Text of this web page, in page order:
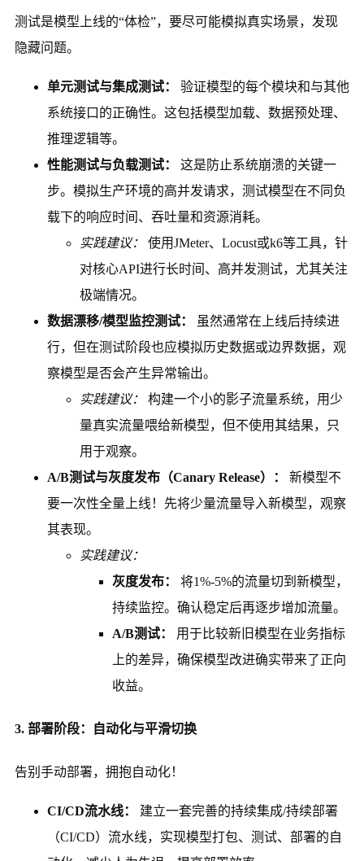
测试是模型上线的“体检”，要尽可能模拟真实场景，发现
隐藏问题。
单元测试与集成测试：
验证模型的每个模块和与其他
系统接口的正确性。这包括模型加载、数据预处理、
推理逻辑等。
性能测试与负载测试：
这是防止系统崩溃的关键一
步。模拟生产环境的高并发请求，测试模型在不同负
载下的响应时间、吞吐量和资源消耗。
实践建议：
使用JMeter、Locust或k6等工具，针
对核心API进行长时间、高并发测试，尤其关注
极端情况。
数据漂移/模型监控测试：
虽然通常在上线后持续进
行，但在测试阶段也应模拟历史数据或边界数据，观
察模型是否会产生异常输出。
实践建议：
构建一个小的影子流量系统，用少
量真实流量喂给新模型，但不使用其结果，只
用于观察。
A/B测试与灰度发布（Canary Release）：
新模型不
要一次性全量上线！先将少量流量导入新模型，观察
其表现。
实践建议：
灰度发布：
将1%-5%的流量切到新模型，
持续监控。确认稳定后再逐步增加流量。
A/B测试：
用于比较新旧模型在业务指标
上的差异，确保模型改进确实带来了正向
收益。
3. 部署阶段：自动化与平滑切换
告别手动部署，拥抱自动化！
CI/CD流水线：
建立一套完善的持续集成/持续部署
（CI/CD）流水线，实现模型打包、测试、部署的自